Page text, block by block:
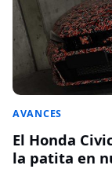
AVANCES
El Honda
la patita en